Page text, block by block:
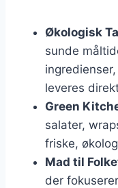
Økologisk
sunde
leveres
Green
salater,
friske,
Mad til
der